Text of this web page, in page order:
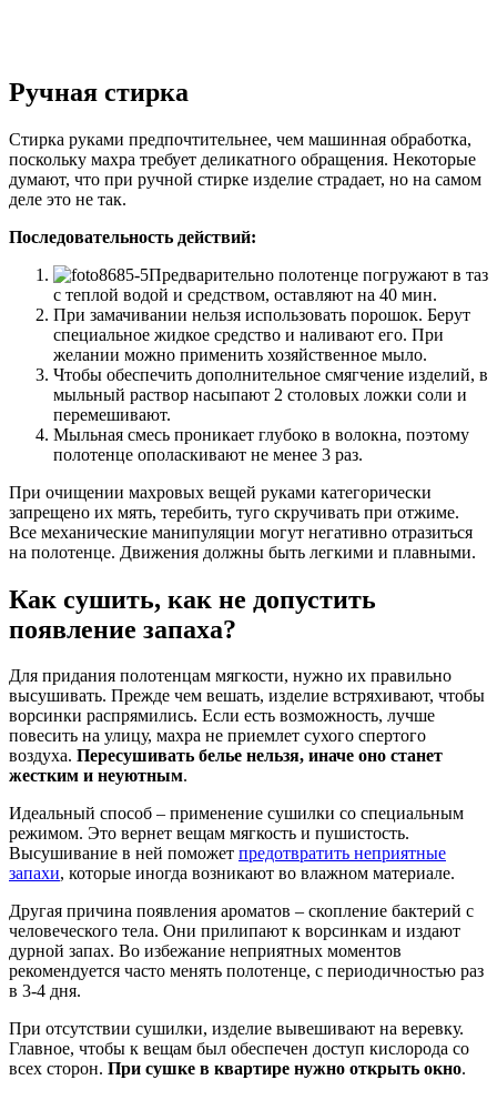
Ручная стирка
Стирка руками предпочтительнее, чем машинная обработка,
поскольку махра требует деликатного обращения. Некоторые
думают, что при ручной стирке изделие страдает, но на самом
деле это не так.
Последовательность действий:
Предварительно полотенце погружают в таз
с теплой водой и средством, оставляют на 40 мин.
При замачивании нельзя использовать порошок. Берут
специальное жидкое средство и наливают его. При
желании можно применить хозяйственное мыло.
Чтобы обеспечить дополнительное смягчение изделий, в
мыльный раствор насыпают 2 столовых ложки соли и
перемешивают.
Мыльная смесь проникает глубоко в волокна, поэтому
полотенце ополаскивают не менее 3 раз.
При очищении махровых вещей руками категорически
запрещено их мять, теребить, туго скручивать при отжиме.
Все механические манипуляции могут негативно отразиться
на полотенце. Движения должны быть легкими и плавными.
Как сушить, как не допустить
появление запаха?
Для придания полотенцам мягкости, нужно их правильно
высушивать. Прежде чем вешать, изделие встряхивают, чтобы
ворсинки распрямились. Если есть возможность, лучше
повесить на улицу, махра не приемлет сухого спертого
воздуха. Пересушивать белье нельзя, иначе оно станет
жестким и неуютным.
Идеальный способ – применение сушилки со специальным
режимом. Это вернет вещам мягкость и пушистость.
Высушивание в ней поможет предотвратить неприятные
запахи, которые иногда возникают во влажном материале.
Другая причина появления ароматов – скопление бактерий с
человеческого тела. Они прилипают к ворсинкам и издают
дурной запах. Во избежание неприятных моментов
рекомендуется часто менять полотенце, с периодичностью раз
в 3-4 дня.
При отсутствии сушилки, изделие вывешивают на веревку.
Главное, чтобы к вещам был обеспечен доступ кислорода со
всех сторон. При сушке в квартире нужно открыть окно.